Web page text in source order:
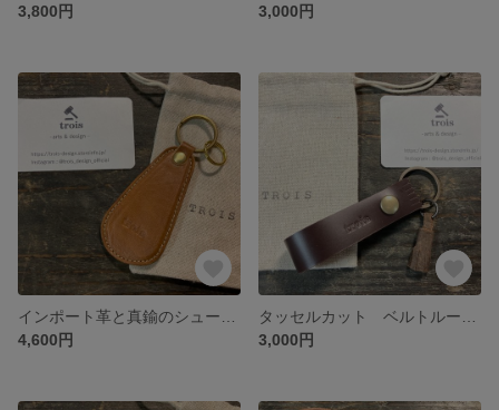
3,800円
3,000円
4,600円
3,000円